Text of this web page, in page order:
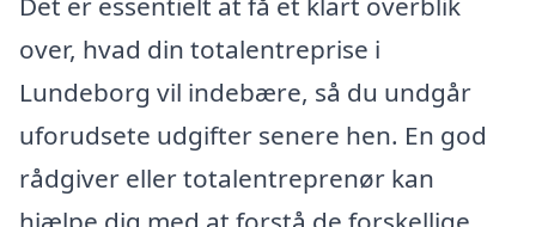
over, hvad din totalentreprise i
Lundeborg vil indebære, så du undgår
uforudsete udgifter senere hen. En god
rådgiver eller totalentreprenør kan